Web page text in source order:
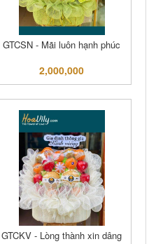
GTCSN - Mãi luôn hạnh phúc
2,000,000
GTCKV - Lòng thành xin dâng